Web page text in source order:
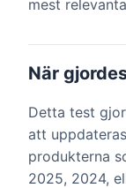
mest
När
Detta test
att
produkterna
2025, 2024,